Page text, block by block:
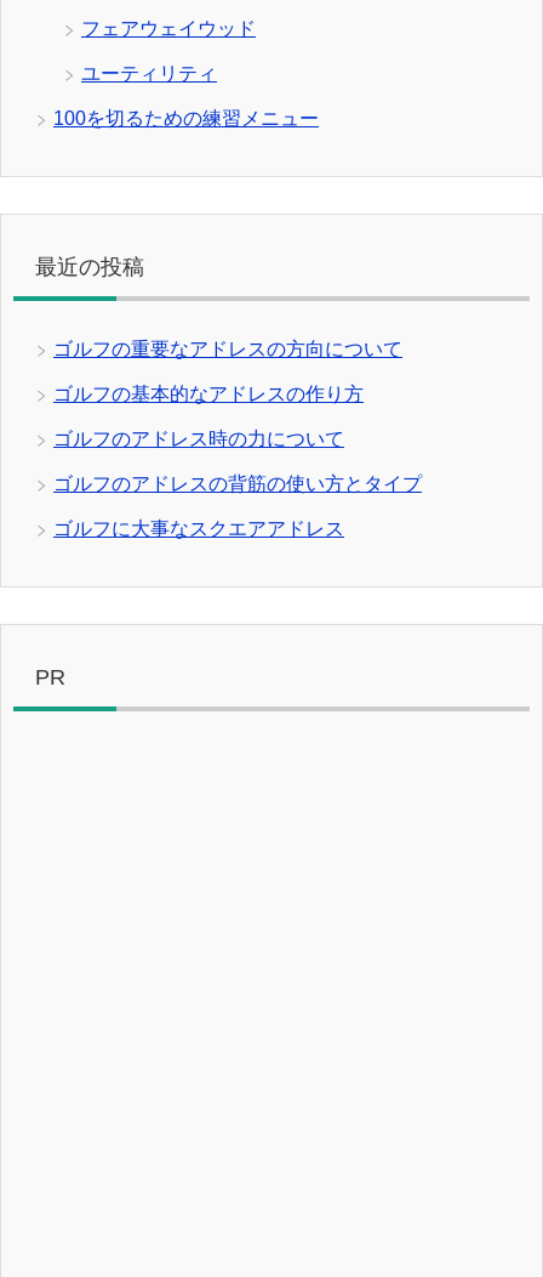
フェアウェイウッド
ユーティリティ
100を切るための練習メニュー
最近の投稿
ゴルフの重要なアドレスの方向について
ゴルフの基本的なアドレスの作り方
ゴルフのアドレス時の力について
ゴルフのアドレスの背筋の使い方とタイプ
ゴルフに大事なスクエアアドレス
PR